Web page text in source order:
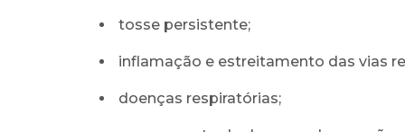
tosse persistente;
inflamação e estreitamento das vias
doenças respiratórias;